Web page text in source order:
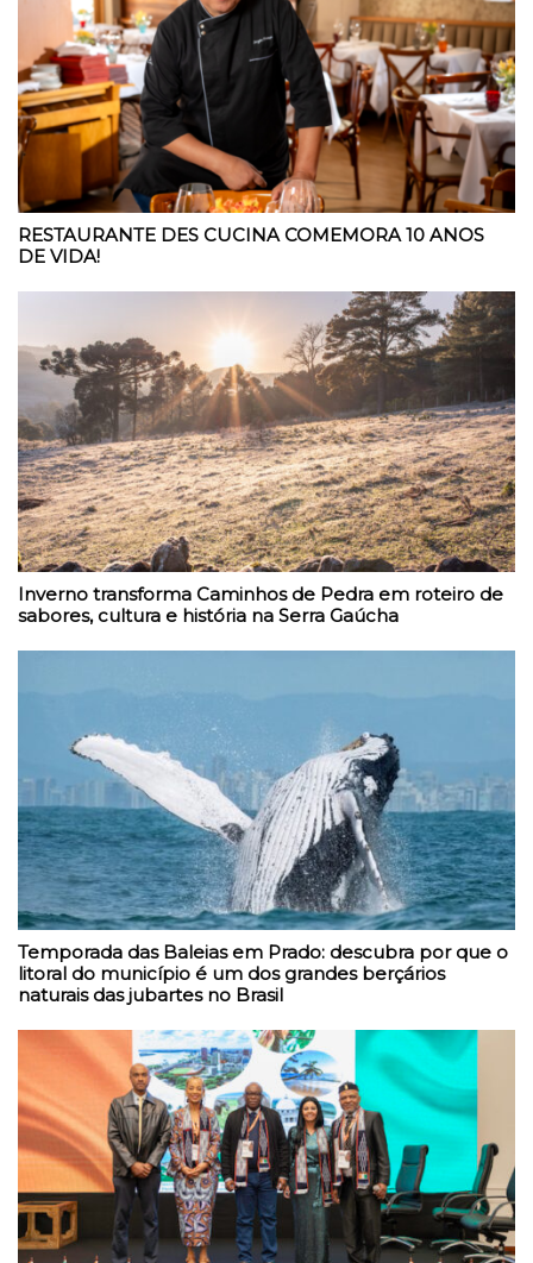
RESTAURANTE DES CUCINA COMEMORA 10 ANOS
DE VIDA!
Inverno transforma Caminhos de Pedra em roteiro de
sabores, cultura e história na Serra Gaúcha
Temporada das Baleias em Prado: descubra por que o
litoral do município é um dos grandes berçários
naturais das jubartes no Brasil